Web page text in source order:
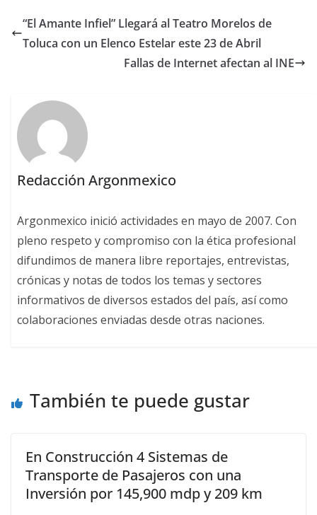
“El Amante Infiel” Llegará al Teatro Morelos de
Toluca con un Elenco Estelar este 23 de Abril
Fallas de Internet afectan al INE
Redacción Argonmexico
Argonmexico inició actividades en mayo de 2007. Con
pleno respeto y compromiso con la ética profesional
difundimos de manera libre reportajes, entrevistas,
crónicas y notas de todos los temas y sectores
informativos de diversos estados del país, así como
colaboraciones enviadas desde otras naciones.
También te puede gustar
En Construcción 4 Sistemas de
Transporte de Pasajeros con una
Inversión por 145,900 mdp y 209 km